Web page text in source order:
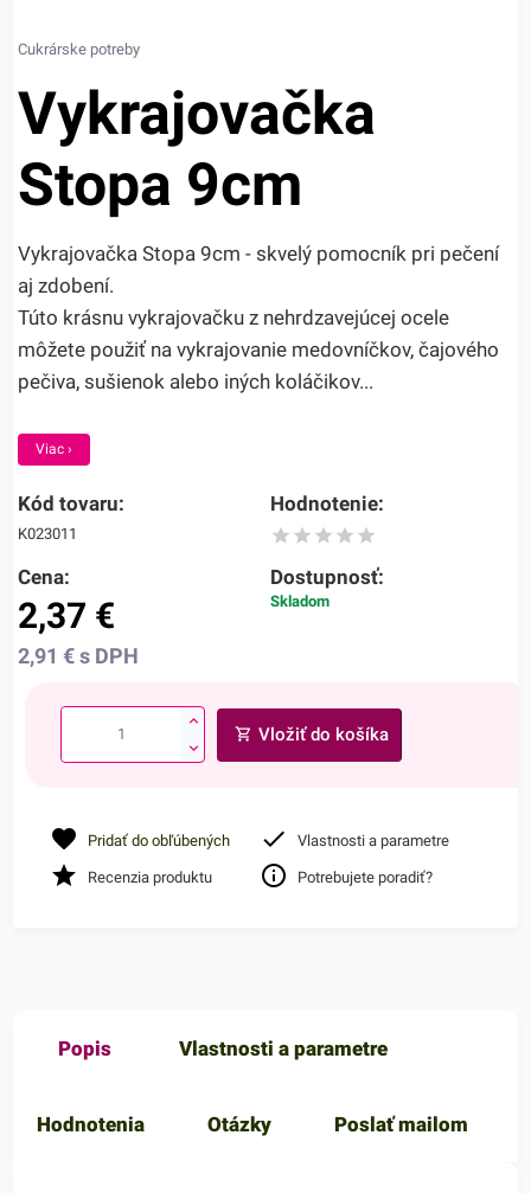
Cukrárske potreby
Vykrajovačka
Stopa 9cm
Vykrajovačka Stopa 9cm - skvelý pomocník pri pečení
aj zdobení.
Túto krásnu vykrajovačku z nehrdzavejúcej ocele
môžete použiť na vykrajovanie medovníčkov, čajového
pečiva, sušienok alebo iných koláčikov...
Viac ›
Kód tovaru:
K023011
Hodnotenie:
Cena:
2,37 €
2,91€ s DPH
Dostupnosť:
Skladom
Vložiť do košíka
Pridať do obľúbených Vlastnosti a parametre
Recenzia produktu Potrebujete poradiť?
Popis Vlastnosti a parametre
Hodnotenia Otázky Poslať mailom